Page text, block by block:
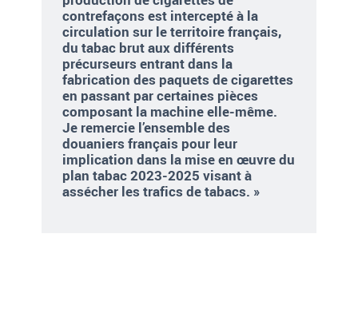
contrefaçons est intercepté à la
circulation sur le territoire français,
du tabac brut aux différents
précurseurs entrant dans la
fabrication des paquets de cigarettes
en passant par certaines pièces
composant la machine elle-même.
Je remercie l’ensemble des
douaniers français pour leur
implication dans la mise en œuvre du
plan tabac 2023-2025 visant à
assécher les trafics de tabacs. »